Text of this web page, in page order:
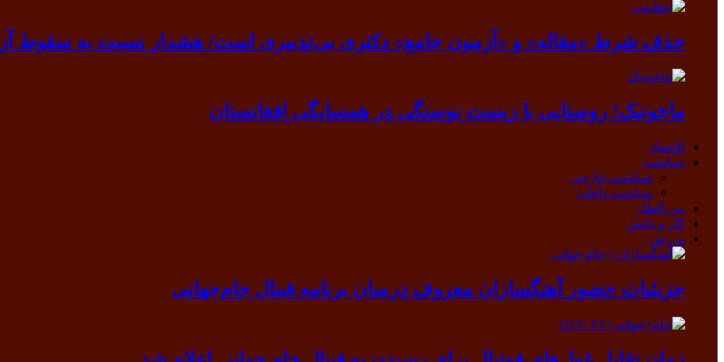
حذف شرط «مقاله» و «آزمون جامع» دکتری بی‌تدبیری است/ هشدار نسبت به سقوط
ماخونیک؛ روستایی با زیست نوسنگی در همسایگی افغانستان
اقتصاد
سیاست
سیاست خارجی
سیاست داخلی
بین الملل
کار و دانش
ورزش
جزیئیات حضور آهنگسازان معروف درمیان برنامه فینال جام‌جهانی